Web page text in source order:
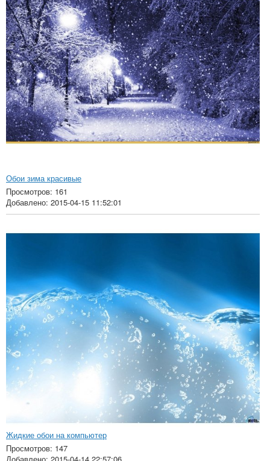
Обои зима красивые
Просмотров: 161
Добавлено: 2015-04-15 11:52:01
Жидкие обои на компьютер
Просмотров: 147